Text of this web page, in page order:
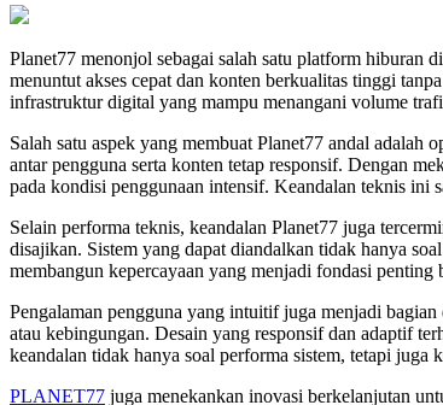
Planet77 menonjol sebagai salah satu platform hiburan
menuntut akses cepat dan konten berkualitas tinggi
infrastruktur digital yang mampu menangani volume
Salah satu aspek yang membuat Planet77 andal
antar pengguna serta konten tetap responsif. Dengan
pada kondisi penggunaan intensif. Keandalan teknis ini
Selain performa teknis, keandalan Planet77 juga
disajikan. Sistem yang dapat diandalkan tidak hanya
membangun kepercayaan yang menjadi fondasi
Pengalaman pengguna yang intuitif juga menjadi
atau kebingungan. Desain yang responsif dan adaptif
keandalan tidak hanya soal performa sistem, tetapi juga
PLANET77 juga menekankan inovasi berkelanjutan